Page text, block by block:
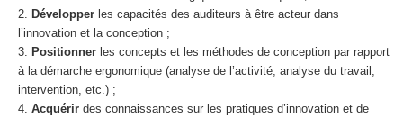
Développerles capacités des auditeurs à être acteur dans
l’innovation et la conception ;
Positionnerles concepts et les méthodes de conception par rapport
à la démarche ergonomique (analyse de l’activité, analyse du travail,
intervention, etc.) ;
Acquérirdes connaissances sur les pratiques d’innovation et de